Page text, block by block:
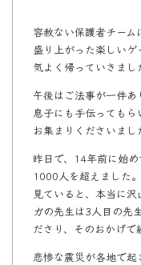
容赦ない保護者チー
盛り上がった楽しい
気よく帰っていきま
午後はご法事が一件あ
息子にも手伝っても
お集まりくださいまし
昨日で、14年前に始
1000人を超えました
見ていると、本当に
ガの先生は3人目の先
ださり、そのおかげで
悲惨な震災が各地で